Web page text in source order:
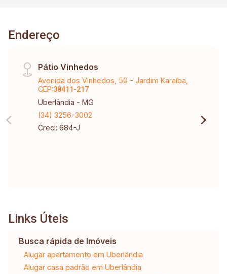
Endereço
Pátio Vinhedos
Avenida dos Vinhedos, 50 - Jardim Karaíba,
CEP:38411-217
Uberlândia - MG
(34) 3256-3002
Creci: 684-J
Links Úteis
Busca rápida de Imóveis
Alugar apartamento em Uberlândia
Alugar casa padrão em Uberlândia